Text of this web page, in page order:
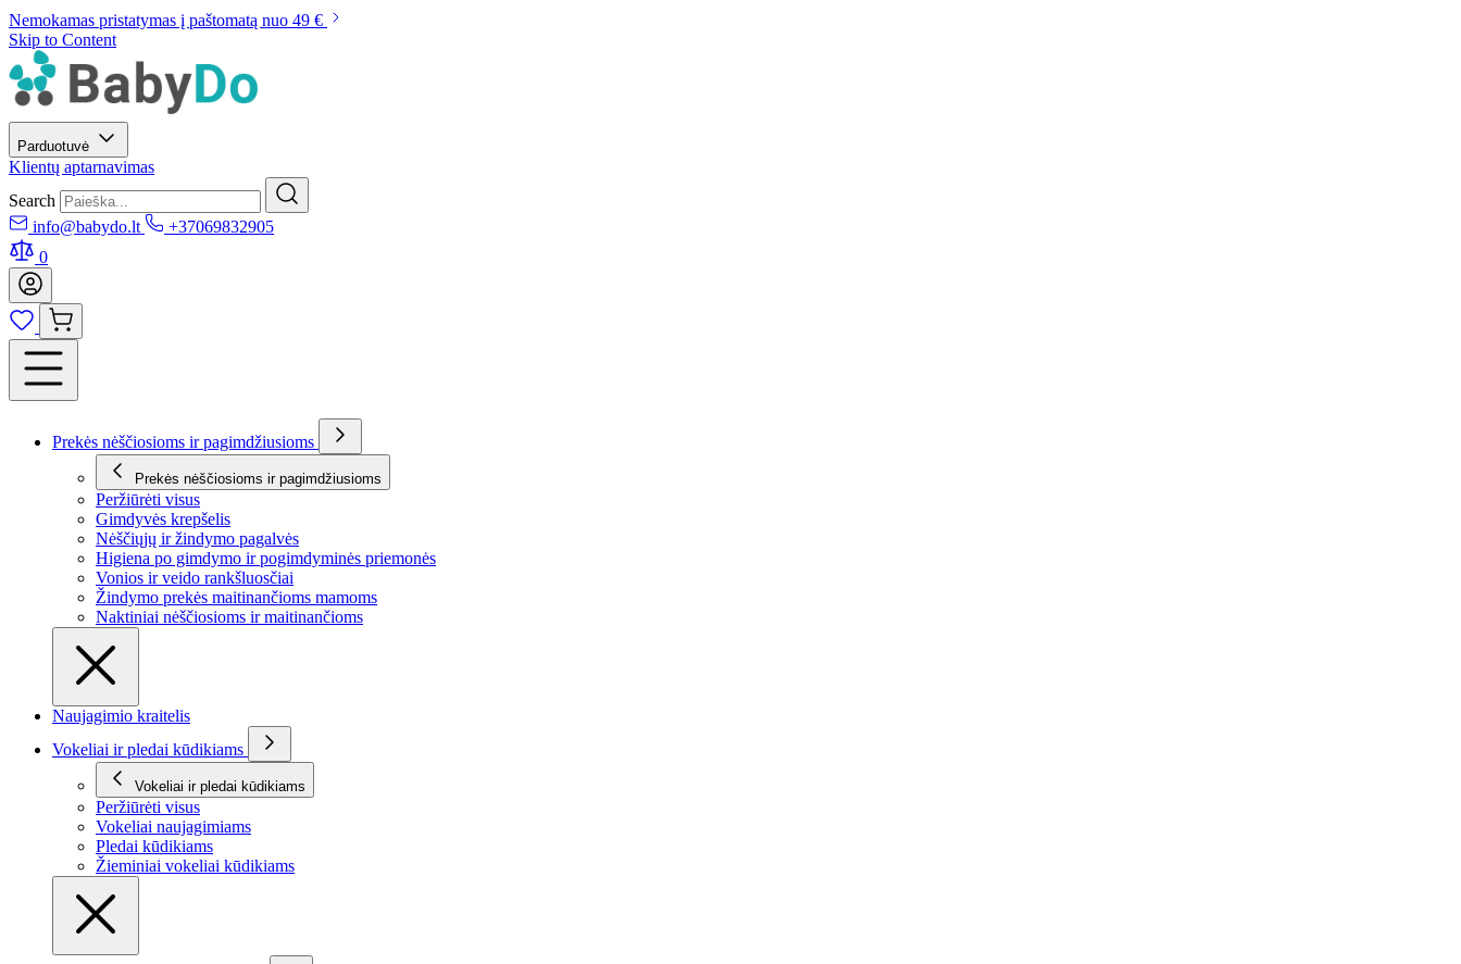
Nemokamas pristatymas į paštomatą nuo 49 €
Skip to Content
Parduotuvė
Klientų aptarnavimas
Search
info@babydo.lt
+37069832905
0
Prekės nėščiosioms ir pagimdžiusioms
Prekės nėščiosioms ir pagimdžiusioms
Peržiūrėti visus
Gimdyvės krepšelis
Nėščiųjų ir žindymo pagalvės
Higiena po gimdymo ir pogimdyminės priemonės
Vonios ir veido rankšluosčiai
Žindymo prekės maitinančioms mamoms
Naktiniai nėščiosioms ir maitinančioms
Naujagimio kraitelis
Vokeliai ir pledai kūdikiams
Vokeliai ir pledai kūdikiams
Peržiūrėti visus
Vokeliai naujagimiams
Pledai kūdikiams
Žieminiai vokeliai kūdikiams